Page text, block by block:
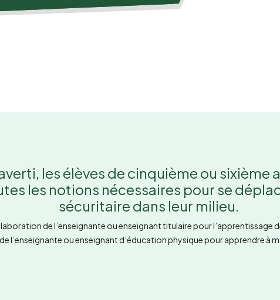
les élèves de cinquième ou sixième
les notions nécessaires pour se
sécuritaire dans leur milieu.
de l’enseignante ou enseignant titulaire pour l’apprentissage
l’enseignante ou enseignant d’éducation physique pour apprendre à